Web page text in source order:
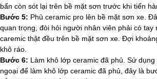
bẩn còn sót lại trên bề mặt sơn trước khi tiến
Bước 5: Phủ ceramic pro lên bề mặt sơn xe.
quan trọng, đòi hỏi người nhân viên phải có tay
caremic thật đều trên bề mặt sơn xe. Đợi
khô ráo.
Bước 6: Làm khô lớp ceramic đã phủ. Sử
ngoại để làm khô lớp ceramic đã phủ, đây là